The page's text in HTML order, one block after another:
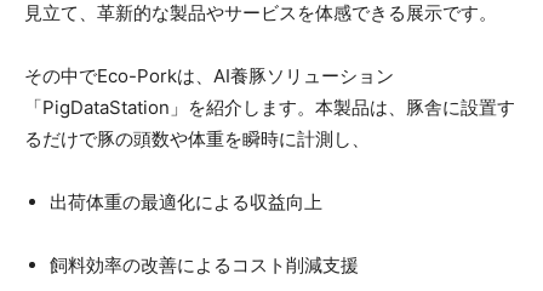
見立て、革新的な製品やサービスを体感できる展示です。
その中でEco-Porkは、AI養豚ソリューション
「PigDataStation」を紹介します。本製品は、豚舎に設置す
るだけで豚の頭数や体重を瞬時に計測し、
出荷体重の最適化による収益向上
飼料効率の改善によるコスト削減支援